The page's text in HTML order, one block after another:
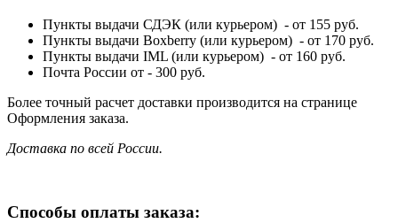
Пункты выдачи СДЭК (или курьером) - от 155 руб.
Пункты выдачи Boxberry (или курьером) - от 170 руб.
Пункты выдачи IML (или курьером) - от 160 руб.
Почта России от - 300 руб.
Более точный расчет доставки производится на странице
Оформления заказа.
Доставка по всей России.
Способы оплаты заказа: